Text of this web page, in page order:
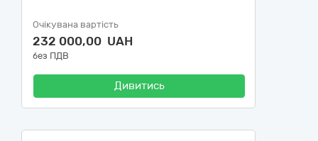
Очікувана вартість
232 000,00 UAH
без ПДВ
Дивитись